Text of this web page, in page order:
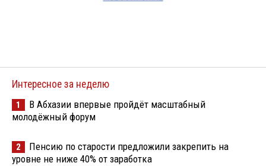
Интересное за неделю
1
В Абхазии впервые пройдёт масштабный
молодёжный форум
2
Пенсию по старости предложили закрепить на
уровне не ниже 40% от заработка